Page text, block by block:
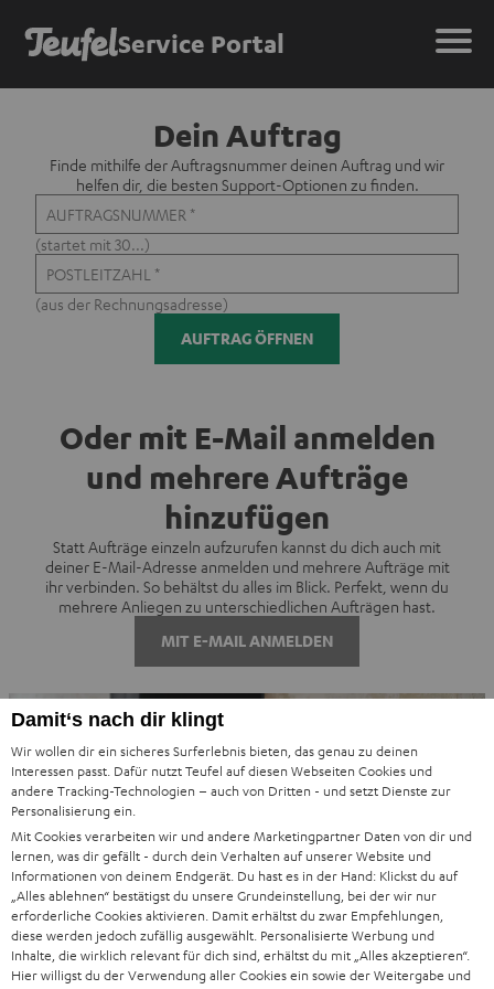
Service Portal
Dein Auftrag
Finde mithilfe der Auftragsnummer deinen Auftrag und wir
helfen dir, die besten Support-Optionen zu finden.
AUFTRAGSNUMMER *
(startet mit 30...)
POSTLEITZAHL *
(aus der Rechnungsadresse)
AUFTRAG ÖFFNEN
Oder mit E-Mail anmelden
und mehrere Aufträge
hinzufügen
Statt Aufträge einzeln aufzurufen kannst du dich auch mit
deiner E-Mail-Adresse anmelden und mehrere Aufträge mit
ihr verbinden. So behältst du alles im Blick. Perfekt, wenn du
mehrere Anliegen zu unterschiedlichen Aufträgen hast.
MIT E-MAIL ANMELDEN
Damit‘s nach dir klingt
Wir wollen dir ein sicheres Surferlebnis bieten, das genau zu deinen
Interessen passt. Dafür nutzt Teufel auf diesen Webseiten Cookies und
andere Tracking-Technologien – auch von Dritten - und setzt Dienste zur
Personalisierung ein.
Mit Cookies verarbeiten wir und andere Marketingpartner Daten von dir und
lernen, was dir gefällt - durch dein Verhalten auf unserer Website und
Informationen von deinem Endgerät. Du hast es in der Hand: Klickst du auf
„Alles ablehnen“ bestätigst du unsere Grundeinstellung, bei der wir nur
erforderliche Cookies aktivieren. Damit erhältst du zwar Empfehlungen,
diese werden jedoch zufällig ausgewählt. Personalisierte Werbung und
Inhalte, die wirklich relevant für dich sind, erhältst du mit „Alles akzeptieren“.
Hier willigst du der Verwendung aller Cookies ein sowie der Weitergabe und